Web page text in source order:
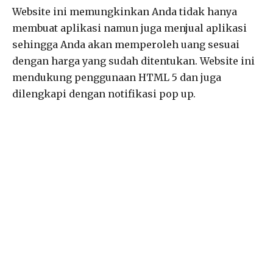
Website ini memungkinkan Anda tidak hanya
membuat aplikasi namun juga menjual aplikasi
sehingga Anda akan memperoleh uang sesuai
dengan harga yang sudah ditentukan. Website ini
mendukung penggunaan HTML 5 dan juga
dilengkapi dengan notifikasi pop up.